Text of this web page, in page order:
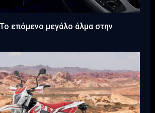
επόμενο μεγάλο άλμα στην